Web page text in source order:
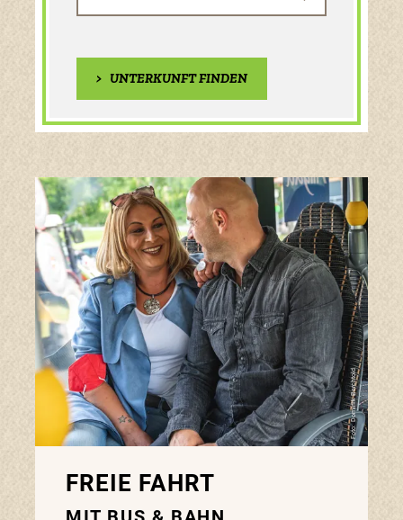
> UNTERKUNFT FINDEN
Foto: Dominik Berchtold
FREIE FAHRT